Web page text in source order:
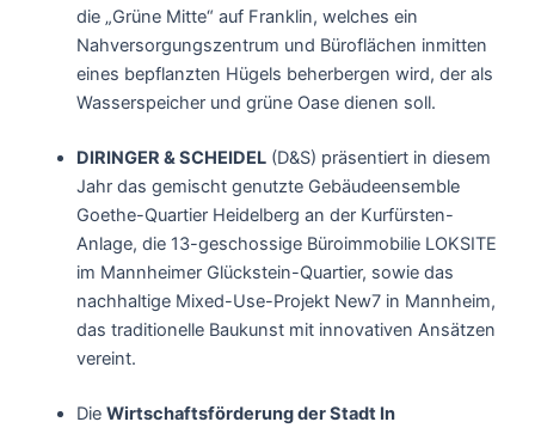
die „Grüne Mitte“ auf Franklin, welches ein
Nahversorgungszentrum und Büroflächen inmitten
eines bepflanzten Hügels beherbergen wird, der als
Wasserspeicher und grüne Oase dienen soll.
DIRINGER & SCHEIDEL(D&S) präsentiert in diesem
Jahr das gemischt genutzte Gebäudeensemble
Goethe-Quartier Heidelberg an der Kurfürsten-
Anlage, die 13-geschossige Büroimmobilie LOKSITE
im Mannheimer Glückstein-Quartier, sowie das
nachhaltige Mixed-Use-Projekt New7 in Mannheim,
das traditionelle Baukunst mit innovativen Ansätzen
vereint.
Die Wirtschaftsförderung der Stadt In